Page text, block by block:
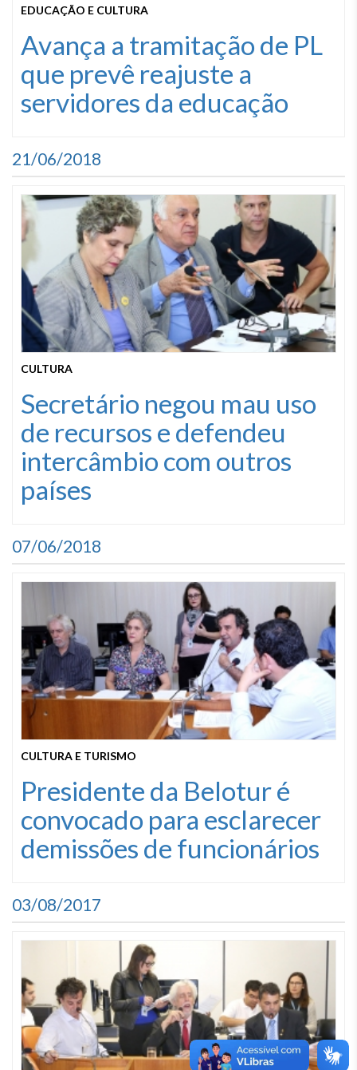
EDUCAÇÃO E CULTURA
Avança a tramitação de PL
que prevê reajuste a
servidores da educação
21/06/2018
CULTURA
Secretário negou mau uso
de recursos e defendeu
intercâmbio com outros
países
07/06/2018
CULTURA E TURISMO
Presidente da Belotur é
convocado para esclarecer
demissões de funcionários
03/08/2017